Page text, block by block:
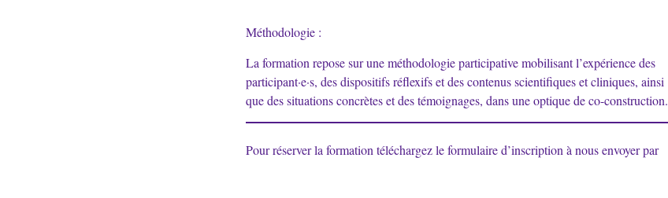
Méthodologie :
La formation repose sur une méthodologie participative mobilisant l’expérience des
participant·e·s, des dispositifs réflexifs et des contenus scientifiques et cliniques, ainsi
que des situations concrètes et des témoignages, dans une optique de co-construction.
Pour réserver la formation téléchargez le formulaire d’inscription à nous envoyer par